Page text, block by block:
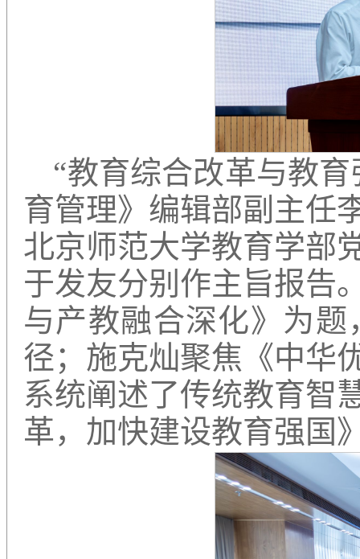
“教育综合改革与教
育管理》编辑部副主任
北京师范大学教育学部
于发友分别作主旨报告
与产教融合深化》为
径；施克灿聚焦《中华
系统阐述了传统教育智
革，加快建设教育强国